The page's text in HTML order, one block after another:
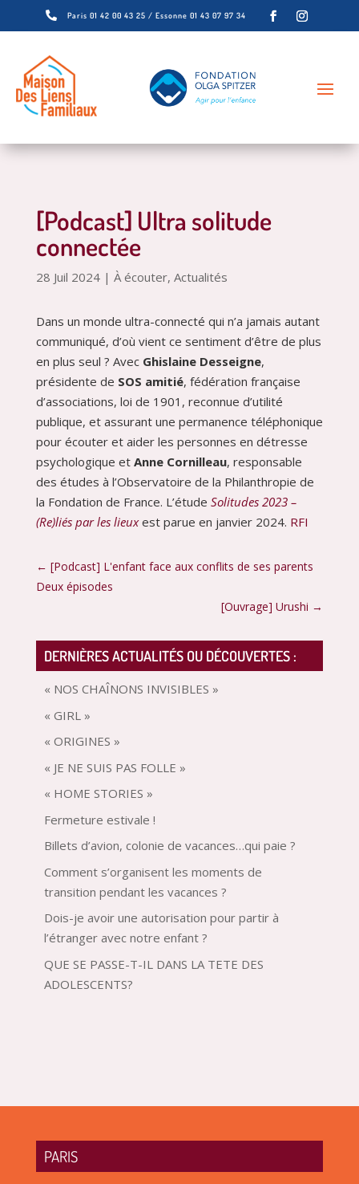
 Paris 01 42 00 43 25 / Essonne 01 43 07 97 34
[Podcast] Ultra solitude
connectée
28 Juil 2024| À écouter, Actualités
Dans un monde ultra-connecté qui n’a jamais autant
communiqué, d’où vient ce sentiment d’être de plus
en plus seul ? AvecGhislaine Desseigne,
présidente de SOS amitié, fédération française
d’associations, loi de 1901, reconnue d’utilité
publique, et assurant une permanence téléphonique
pour écouter et aider les personnes en détresse
psychologique et Anne Cornilleau, responsable
des études à l’Observatoire de la Philanthropie de
la Fondation de France. L’étude Solitudes 2023 –
(Re)liés par les lieuxest parue en janvier 2024. RFI
← [Podcast] L'enfant face aux conflits de ses parents
Deux épisodes
[Ouvrage] Urushi →
DERNIÈRES ACTUALITÉS OU DÉCOUVERTES :
« NOS CHAÎNONS INVISIBLES »
« GIRL »
« ORIGINES »
« JE NE SUIS PAS FOLLE »
« HOME STORIES »
Fermeture estivale !
Billets d’avion, colonie de vacances…qui paie ?
Comment s’organisent les moments de
transition pendant les vacances ?
Dois-je avoir une autorisation pour partir à
l’étranger avec notre enfant ?
QUE SE PASSE-T-IL DANS LA TETE DES
ADOLESCENTS?
PARIS